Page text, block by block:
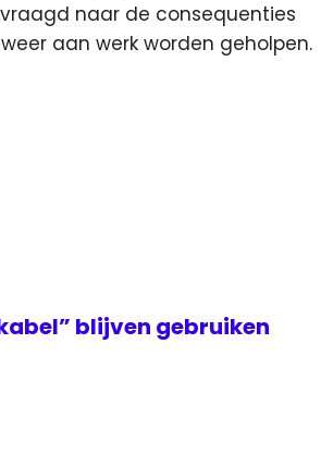
naar de consequenties
aan werk worden geholpen.
blijven gebruiken